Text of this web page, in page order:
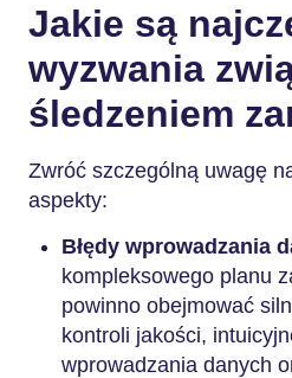
Jakie są
wyzwania
śledzeniem
Zwróć szczególną uwagę
aspekty:
Błędy wprowadzania
kompleksowego planu
powinno obejmować
kontroli jakości,
wprowadzania danych